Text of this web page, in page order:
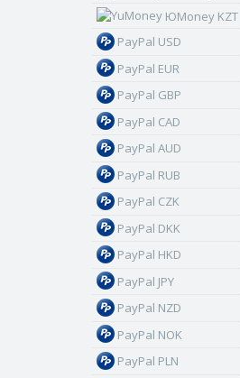
ЮMoney KZT
PayPal USD
PayPal EUR
PayPal GBP
PayPal CAD
PayPal AUD
PayPal RUB
PayPal CZK
PayPal DKK
PayPal HKD
PayPal JPY
PayPal NZD
PayPal NOK
PayPal PLN